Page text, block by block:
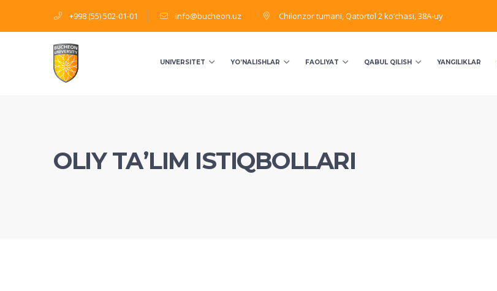
+998 (55) 502-01-01 info@bucheon.uz Chilonzor tumani, Qatortol 2 ko’chasi, 38A-uy
UNIVERSITET YO’NALISHLAR FAOLIYAT QABUL QILISH YANGILIKLAR
OLIY TAʼLIM ISTIQBOLLARI